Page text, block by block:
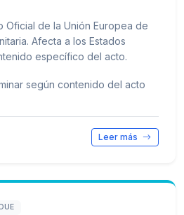
Oficial de la Unión Europea de
Afecta a los Estados
específico del acto.
según contenido del acto
Leer más